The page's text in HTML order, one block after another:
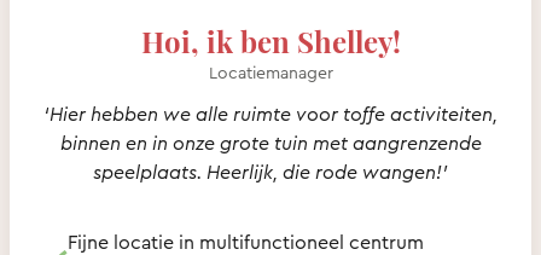
Hoi, ik ben Shelley!
Locatiemanager
‘Hier hebben we alle ruimte voor toffe activiteiten,
binnen en in onze grote tuin met aangrenzende
speelplaats. Heerlijk, die rode wangen!’
Fijne locatie in multifunctioneel centrum